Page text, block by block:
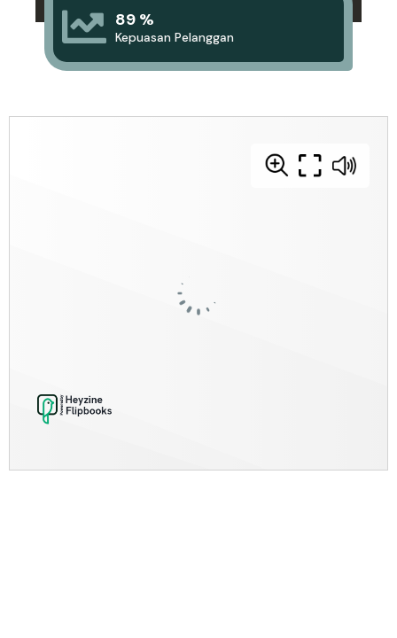
89 %
Kepuasan Pelanggan